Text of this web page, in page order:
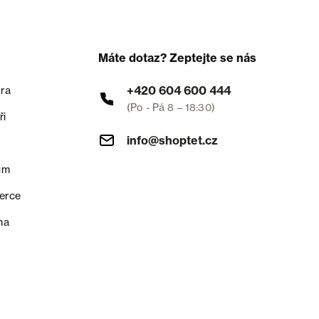
Máte dotaz? Zeptejte se nás
+420 604 600 444
(Po - Pá 8 – 18:30)
info@shoptet.cz